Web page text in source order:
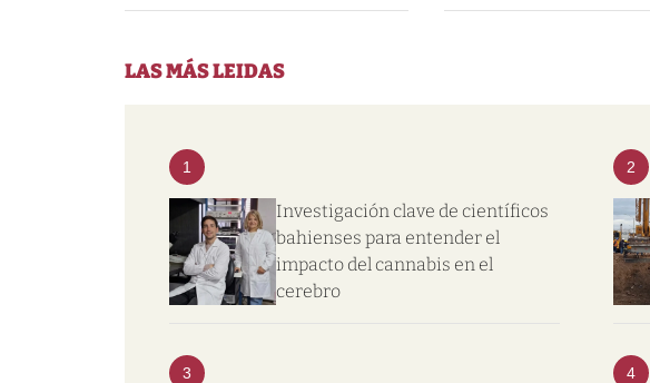
LAS MÁS LEIDAS
1
Investigación clave de científicos
bahienses para entender el
impacto del cannabis en el
cerebro
2
3 4